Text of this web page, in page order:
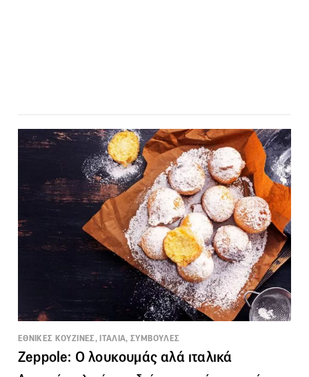
ΕΘΝΙΚΕΣ ΚΟΥΖΙΝΕΣ, ΙΤΑΛΙΑ, ΣΥΜΒΟΥΛΕΣ
Zeppole: O λουκουμάς αλά ιταλικά